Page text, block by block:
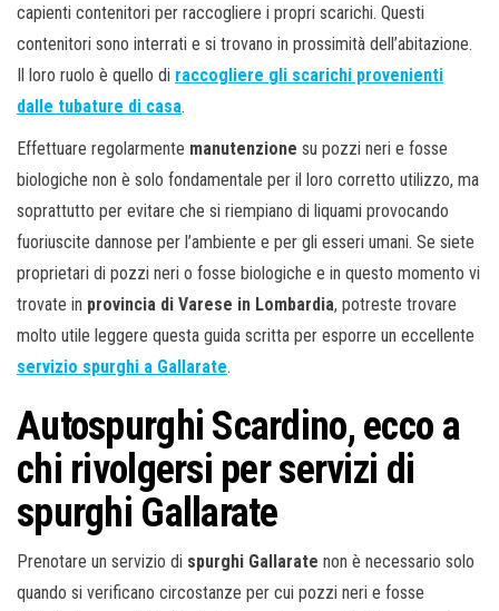
capienti contenitori per raccogliere i propri scarichi. Questi
contenitori sono interrati e si trovano in prossimità dell’abitazione.
Il loro ruolo è quello di raccogliere gli scarichi provenienti
dalle tubature di casa.
Effettuare regolarmente manutenzione su pozzi neri e fosse
biologiche non è solo fondamentale per il loro corretto utilizzo, ma
soprattutto per evitare che si riempiano di liquami provocando
fuoriuscite dannose per l’ambiente e per gli esseri umani. Se siete
proprietari di pozzi neri o fosse biologiche e in questo momento vi
trovate in provincia di Varese in Lombardia, potreste trovare
molto utile leggere questa guida scritta per esporre un eccellente
servizio spurghi a Gallarate.
Autospurghi Scardino, ecco a
chi rivolgersi per servizi di
spurghi Gallarate
Prenotare un servizio di spurghi Gallarate non è necessario solo
quando si verificano circostanze per cui pozzi neri e fosse